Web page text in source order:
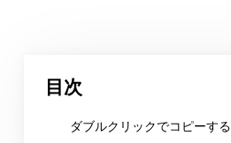
目次
ダブルクリックでコピーする